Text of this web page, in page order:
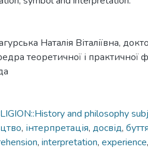
Наталія Віталіївна,
теоретичної і практичної
and philosophy
, інтерпретація, досвід,
, interpretation, experience